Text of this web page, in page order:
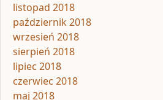
listopad 2018
październik 2018
wrzesień 2018
sierpień 2018
lipiec 2018
czerwiec 2018
maj 2018